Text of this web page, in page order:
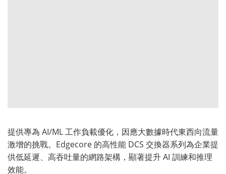
提供專為 AI/ML 工作負載優化，因應大數據時代東西向流量
激增的挑戰。Edgecore 的高性能 DCS 交換器系列為企業提
供低延遲、高吞吐量的網路架構，顯著提升 AI 訓練和推理
效能。